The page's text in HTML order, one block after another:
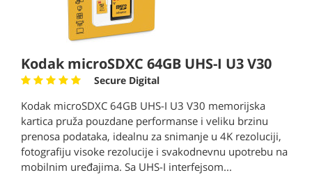
Kodak microSDXC 64GB UHS-I U3 V30
Secure Digital
Kodak microSDXC 64GB UHS-I U3 V30 memorijska
kartica pruža pouzdane performanse i veliku brzinu
prenosa podataka, idealnu za snimanje u 4K rezoluciji,
fotografiju visoke rezolucije i svakodnevnu upotrebu na
mobilnim uređajima. Sa UHS-I interfejsom...